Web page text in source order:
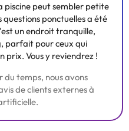
peut sembler petite
ponctuelles a été
un endroit tranquille,
parfait pour ceux qui
prix. Vous y reviendrez !
du temps, nous avons
de clients externes à